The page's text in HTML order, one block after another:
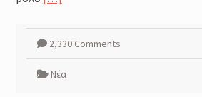
2,330 Comments
Νέα